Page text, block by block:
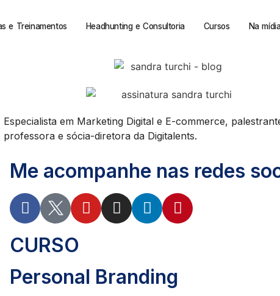
e Treinamentos Headhunting e Consultoria Cursos Na
Especialista em Marketing Digital e E-commerce,
professora e sócia-diretora da Digitalents.
Me acompanhe nas redes
CURSO
Personal Branding